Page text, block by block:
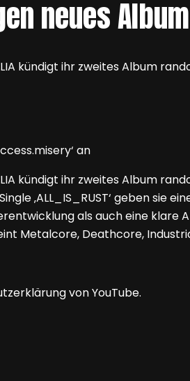
neues
kündigt ihr zweites Album
kündigt ihr zweites Album
‚ALL_IS_RUST‘ geben sie
als auch eine klare
Metalcore, Deathcore,
von YouTube.